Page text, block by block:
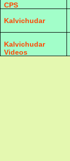
CPS
Kalvichudar
Kalvichudar
Videos